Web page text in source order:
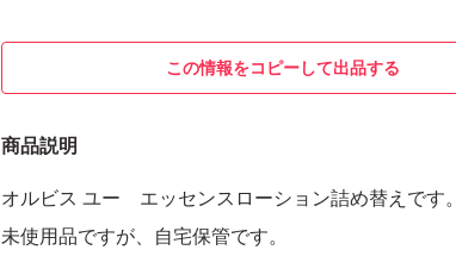
この情報をコピーして出品する
商品説明
オルビス ユー エッセンスローション詰め替えです。
未使用品ですが、自宅保管です。